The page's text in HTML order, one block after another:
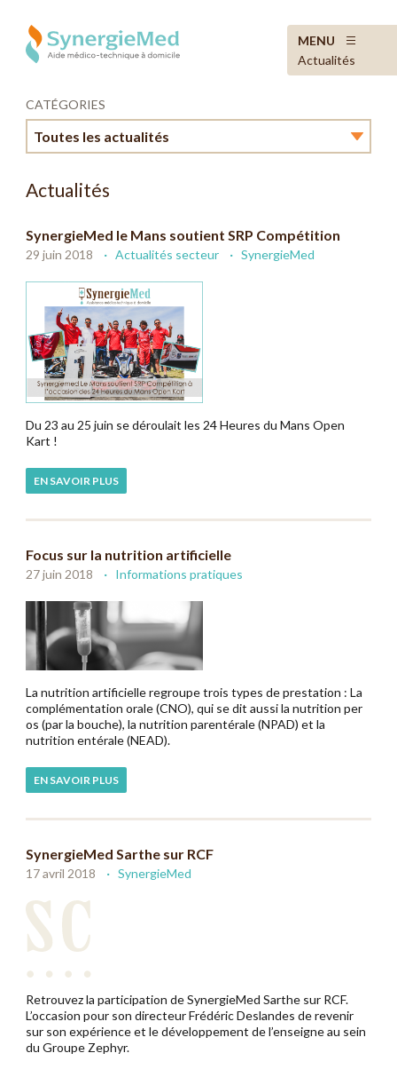
MENU
Actualités
CATÉGORIES
Toutes les actualités
Informations pratiques
SynergieMed
Actualités
SynergieMed le Mans soutient SRP Compétition
29 juin 2018 Actualités secteur SynergieMed
Du 23 au 25 juin se déroulait les 24 Heures du Mans Open
Kart !
EN SAVOIR PLUS
Focus sur la nutrition artificielle
27 juin 2018 Informations pratiques
La nutrition artificielle regroupe trois types de prestation : La
complémentation orale (CNO), qui se dit aussi la nutrition per
os (par la bouche), la nutrition parentérale (NPAD) et la
nutrition entérale (NEAD).
EN SAVOIR PLUS
SynergieMed Sarthe sur RCF
17 avril 2018 SynergieMed
Retrouvez la participation de SynergieMed Sarthe sur RCF.
L’occasion pour son directeur Frédéric Deslandes de revenir
sur son expérience et le développement de l’enseigne au sein
du Groupe Zephyr.